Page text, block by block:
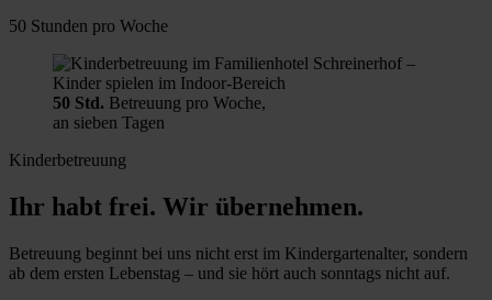
50 Stunden pro Woche
50 Std. Betreuung pro Woche,
an sieben Tagen
Kinderbetreuung
Ihr habt frei. Wir übernehmen.
Betreuung beginnt bei uns nicht erst im Kindergartenalter, sondern
ab dem ersten Lebenstag – und sie hört auch sonntags nicht auf.